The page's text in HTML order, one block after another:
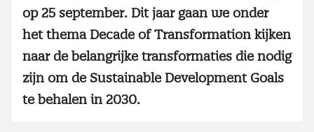
op 25 september. Dit jaar gaan we onder
het thema Decade of Transformation kijken
naar de belangrijke transformaties die nodig
zijn om de Sustainable Development Goals
te behalen in 2030.